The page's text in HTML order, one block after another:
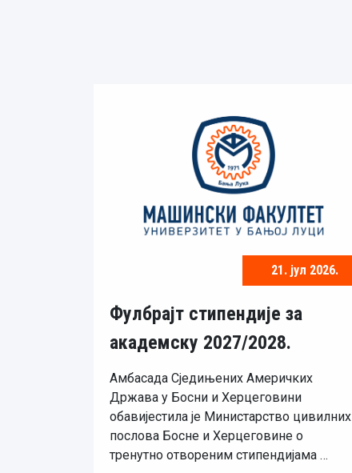
21. јул 2026.
Фулбрајт стипендије за
академску 2027/2028.
Амбасада Сједињених Америчких
Држава у Босни и Херцеговини
обавијестила је Министарство цивилних
послова Босне и Херцеговине о
тренутно отвореним стипендијама …